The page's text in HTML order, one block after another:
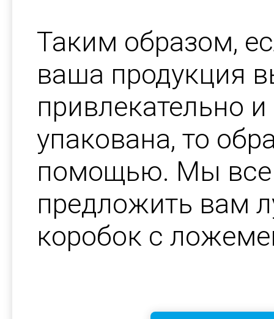
Таким образом,
ваша продукция
привлекательно
упакована, то
помощью. Мы
предложить вам
коробок с